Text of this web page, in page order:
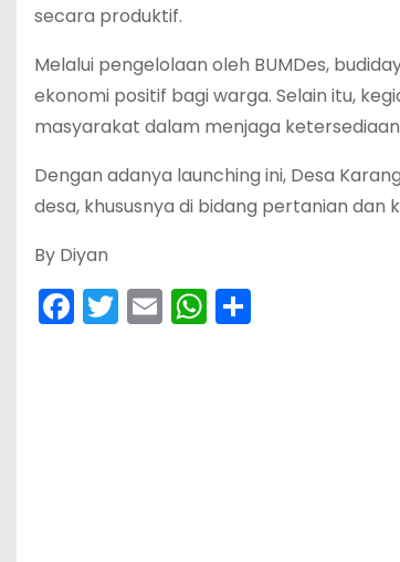
secara produktif.
Melalui pengelolaan oleh BUMDes,
ekonomi positif bagi warga. Selain itu,
masyarakat dalam menjaga
Dengan adanya launching ini, Desa
desa, khususnya di bidang pertanian dan
By Diyan
F T E W